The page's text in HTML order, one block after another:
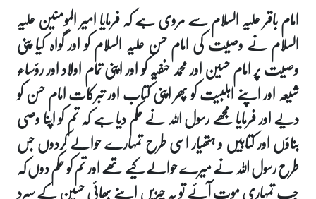
امام باقر علیہ السلام سے مروی ہے کہ فرمایا امیر المومنین علیہ
السلام نے وصیت کی امام حسن علیہ السلام کو اور گواہ کیا پنی
وصیت پر امام حسین اور محمد حنفیہ کو اور اپنی تمام اولاد اور رؤساء
شیعہ اور اپنے اہلبیت کو پھر اپنی کتاب اور تبرکات امام حسن کو
دیے اور فرمایا مجھے رسول اللہ نے حکم دیا ہے کہ تم کو اپنا وصی
بناؤں اور کتابیں و ہتھیار اسی طرح تمہارے حوالے کردوں جس
طرح رسول اللہ نے میرے حوالے کیے تھے اور تم کو حکم دوں کہ